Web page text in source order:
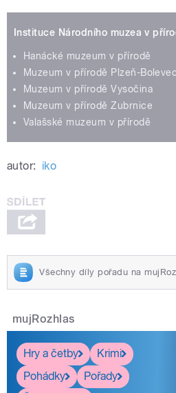
Instituce Národního muzea v
Hanácké muzeum v přírodě
Muzeum v přírodě Plzeň-Bolevec
Muzeum v přírodě Vysočina
Muzeum v přírodě Zubrnice
Valašské muzeum v přírodě
autor: iko
Všechny díly pořadu na
mujRozhlas
Hry a četby
Krimi
Pohádky
Pořady